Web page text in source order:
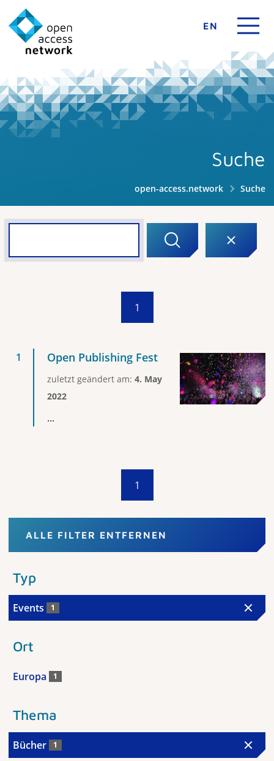
EN
Suche
open-access.network Suche
1
Open Publishing Fest
zuletzt geändert am: 4. May
2022
...
1
ALLE FILTER ENTFERNEN
Typ
Events 1
Ort
Europa 1
Thema
Bücher 1